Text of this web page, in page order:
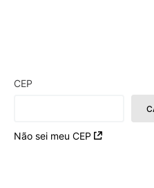
CEP
Não sei meu CEP